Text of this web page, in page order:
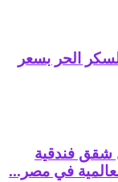
الحر بسعر
شقق فندقية
في مصر...